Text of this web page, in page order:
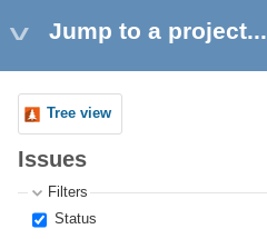
Jump to a project...
Tree view
Issues
Filters
Status